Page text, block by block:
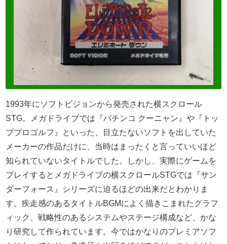
1993年にソフトビジョンから発売された横スクロール
STG。メガドライブでは『パチンコ クーニャン』や『トッ
ププロゴルフ』といった、目立たないソフトを出していた
メーカーの作品だけに、当時はまったくと言っていいほど
知られていないタイトルでした。しかし、実際にゲームを
プレイするとメガドライブの横スクロールSTGでは『サン
ダーフォース』シリーズに迫るほどの出来だとわかりま
す。疾走感のあるタイトルBGMによく描きこまれたグラフ
ィック、戦略性のあるシステムやステージ構成など、かな
り研究して作られています。今ではかなりのプレミアソフ